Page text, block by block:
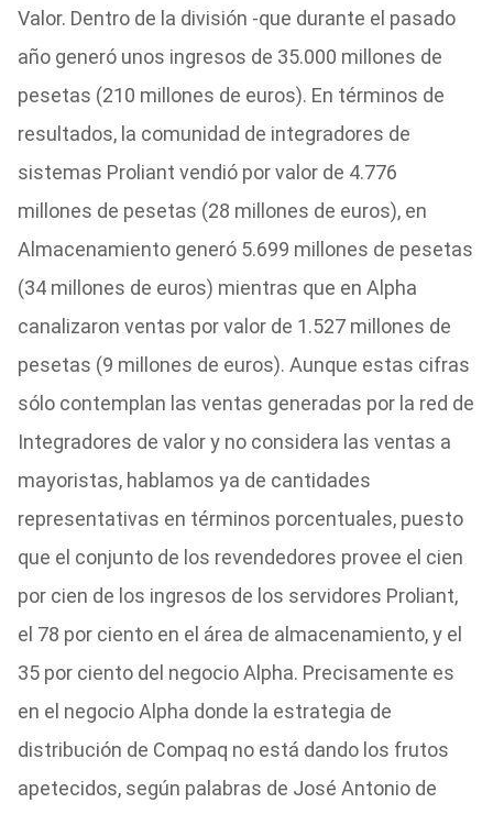
Valor. Dentro de la división -que durante el pasado
año generó unos ingresos de 35.000 millones de
pesetas (210 millones de euros). En términos de
resultados, la comunidad de integradores de
sistemas Proliant vendió por valor de 4.776
millones de pesetas (28 millones de euros), en
Almacenamiento generó 5.699 millones de pesetas
(34 millones de euros) mientras que en Alpha
canalizaron ventas por valor de 1.527 millones de
pesetas (9 millones de euros). Aunque estas cifras
sólo contemplan las ventas generadas por la red de
Integradores de valor y no considera las ventas a
mayoristas, hablamos ya de cantidades
representativas en términos porcentuales, puesto
que el conjunto de los revendedores provee el cien
por cien de los ingresos de los servidores Proliant,
el 78 por ciento en el área de almacenamiento, y el
35 por ciento del negocio Alpha. Precisamente es
en el negocio Alpha donde la estrategia de
distribución de Compaq no está dando los frutos
apetecidos, según palabras de José Antonio de